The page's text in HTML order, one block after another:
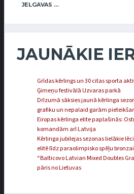
JELGAVAS MAIZNIEKS
JAUNĀKIE
Grīdas kērlings un 30 citas sporta
Ģimeņu festivālā Uzvaras parkā
Drīzumā sāksies jaunā kērlinga
grafiku un nepalaid garām
Eiropas kērlinga elite paplašinās:
komandām arī Latvija
Kērlinga jubilejas sezonas lielākie
elitē līdz paraolimpisko spēļu bronzai
“Balticovo Latvian Mixed Doubles
pāris no Lietuvas